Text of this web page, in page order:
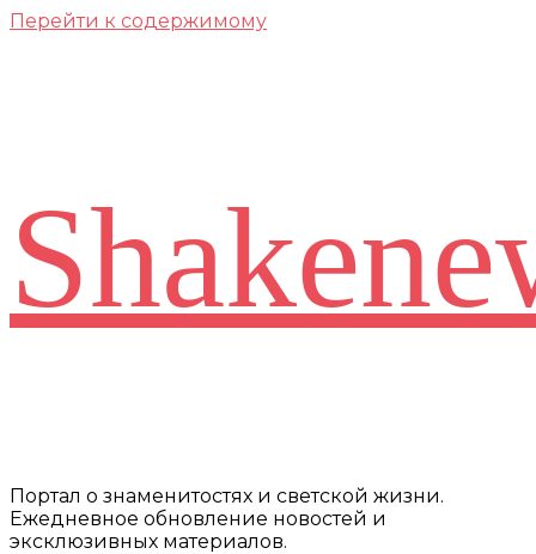
Перейти к содержимому
Портал о знаменитостях и светской жизни.
Ежедневное обновление новостей и
эксклюзивных материалов.